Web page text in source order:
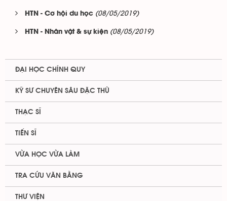
HTN - Cơ hội du học (08/05/2019)
HTN - Nhân vật & sự kiện (08/05/2019)
ĐẠI HỌC CHÍNH QUY
KỸ SƯ CHUYÊN SÂU ĐẶC THÙ
THẠC SĨ
TIẾN SĨ
VỪA HỌC VỪA LÀM
TRA CỨU VĂN BẰNG
THƯ VIỆN